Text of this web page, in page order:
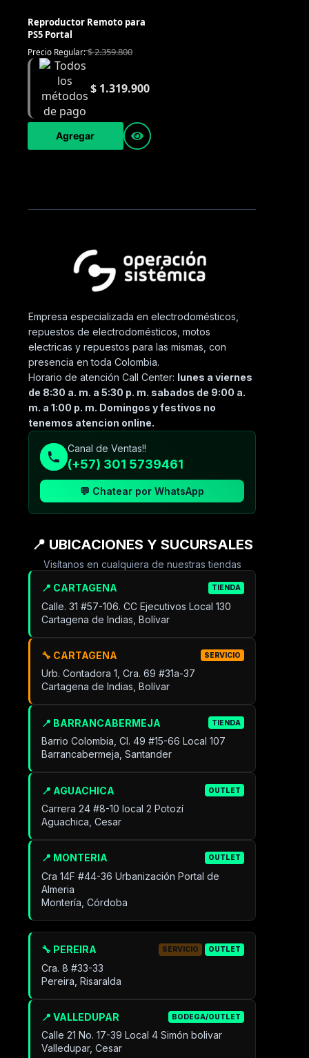
Reproductor Remoto para
PS5 Portal
Precio Regular:$2.359.800
$ 1.319.900
Agregar
Empresa especializada en electrodomésticos,
repuestos de electrodomésticos, motos
electricas y repuestos para las mismas, con
presencia en toda Colombia.
Horario de atención Call Center: lunes a viernes
de 8:30 a. m. a 5:30 p. m. sabados de 9:00 a.
m. a 1:00 p. m. Domingos y festivos no
tenemos atencion online.
Canal de Ventas!!
(+57) 301 5739461
💬 Chatear por WhatsApp
📍 UBICACIONES Y SUCURSALES
Visítanos en cualquiera de nuestras tiendas
📍 CARTAGENA TIENDA
Calle. 31 #57-106. CC Ejecutivos Local 130
Cartagena de Indias, Bolívar
🔧 CARTAGENA SERVICIO
Urb. Contadora 1, Cra. 69 #31a-37
Cartagena de Indias, Bolívar
📍 BARRANCABERMEJA TIENDA
Barrio Colombia, Cl. 49 #15-66 Local 107
Barrancabermeja, Santander
📍 AGUACHICA OUTLET
Carrera 24 #8-10 local 2 Potozí
Aguachica, Cesar
📍 MONTERIA OUTLET
Cra 14F #44-36 Urbanización Portal de
Almeria
Montería, Córdoba
📍 VALLEDUPAR BODEGA/OUTLET
Calle 21 No. 17-39 Local 4 Simón bolivar
Valledupar, Cesar
🔧 PEREIRA SERVICIO OUTLET
Cra. 8 #33-33
Pereira, Risaralda